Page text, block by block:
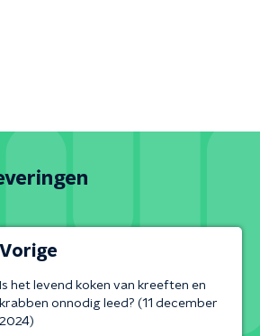
Vorige
Is het levend koken van kreeften en
krabben onnodig leed? (11 december
2024)